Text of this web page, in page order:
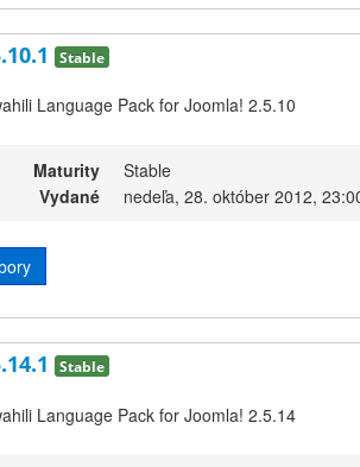
Stable
Language Pack for Joomla! 2.5.10
Maturity
Stable
Vydané
nedeľa, 28. október 2012,
Stable
Language Pack for Joomla! 2.5.14